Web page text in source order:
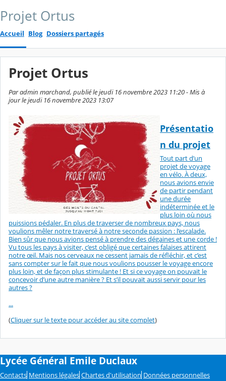
Projet Ortus
Accueil Blog Dossiers partagés
Projet Ortus
Par admin marchand, publié le jeudi 16 novembre 2023 11:20 - Mis à
jour le jeudi 16 novembre 2023 13:07
Présentatio
n du projet
Tout part d’un
projet de voyage
en vélo. À deux,
nous avions envie
de partir pendant
une durée
indéterminée et le
plus loin où nous
puissions pédaler. En plus de traverser de nombreux pays, nous
voulions mêler notre traversé à notre seconde passion : l’escalade.
Bien sûr que nous avions pensé à prendre des dégaines et une corde !
Vu tous les pays à visiter, c’est obligé que certaines falaises attirent
notre œil. Mais nos cerveaux ne cessent jamais de réfléchir, et c’est
sans compter sur le fait que nous voulions pousser le voyage encore
plus loin, et de façon plus stimulante ! Et si ce voyage on pouvait le
concevoir d’une autre manière ? Et s’il pouvait aussi servir pour les
autres ?
...
(Cliquer sur le texte pour accéder au site complet)
Lycée Général Emile Duclaux
Contacts Mentions légales Chartes d'utilisation Données personnelles